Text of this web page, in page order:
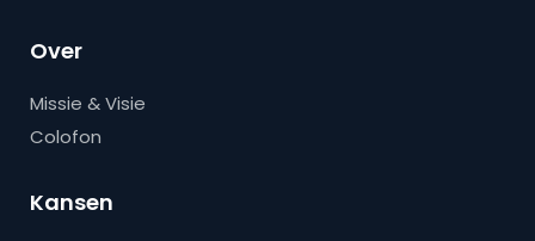
Over
Missie & Visie
Colofon
Kansen